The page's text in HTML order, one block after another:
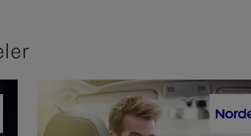
Nordea